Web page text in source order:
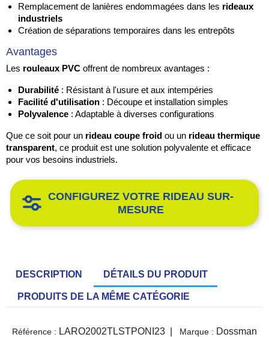
Remplacement de lanières endommagées dans les rideaux
industriels
Création de séparations temporaires dans les entrepôts
Avantages
Les rouleaux PVC offrent de nombreux avantages :
Durabilité : Résistant à l'usure et aux intempéries
Facilité d'utilisation : Découpe et installation simples
Polyvalence : Adaptable à diverses configurations
Que ce soit pour un rideau coupe froid ou un rideau thermique
transparent, ce produit est une solution polyvalente et efficace
pour vos besoins industriels.
CONFIGUREZ VOTRE RIDEAU SUR-
MESURE
DESCRIPTION DÉTAILS DU PRODUIT
PRODUITS DE LA MÊME CATÉGORIE
Référence : LARO2002TLSTPONI23 Marque : Dossman